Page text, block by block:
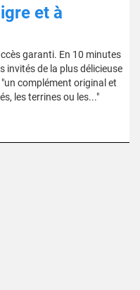
et à
garanti. En 10 minutes
invités de la plus délicieuse
complément original et
les terrines ou les..."